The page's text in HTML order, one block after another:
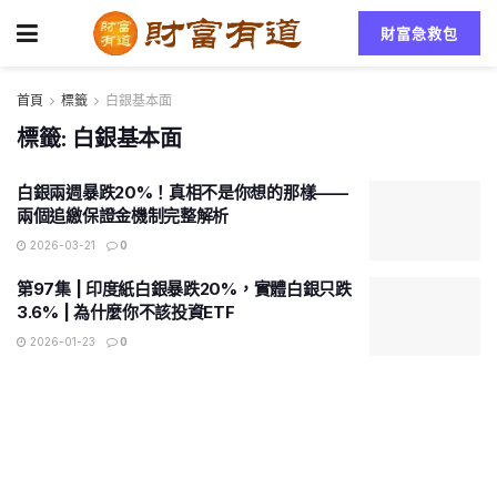
財富急救包
首頁 標籤 白銀基本面
標籤: 白銀基本面
白銀兩週暴跌20%！真相不是你想的那樣——
兩個追繳保證金機制完整解析
2026-03-21 0
第97集 | 印度紙白銀暴跌20%，實體白銀只跌
3.6% | 為什麼你不該投資ETF
2026-01-23 0